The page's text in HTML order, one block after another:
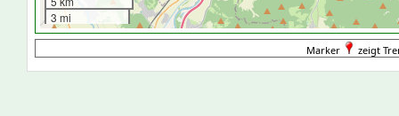
3 mi
Marker zeigt